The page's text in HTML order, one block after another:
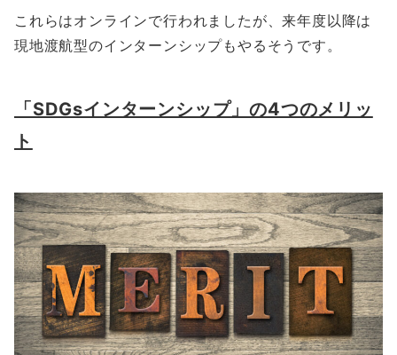
これらはオンラインで行われましたが、来年度以降は
現地渡航型のインターンシップもやるそうです。
「SDGsインターンシップ」の4つのメリッ
ト